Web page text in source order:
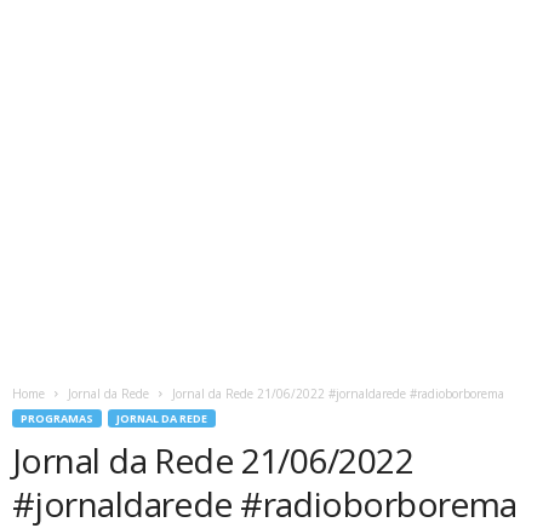
Home Jornal da Rede Jornal da Rede 21/06/2022 #jornaldarede #radioborborema
PROGRAMAS JORNAL DA REDE
Jornal da Rede 21/06/2022
#jornaldarede #radioborborema